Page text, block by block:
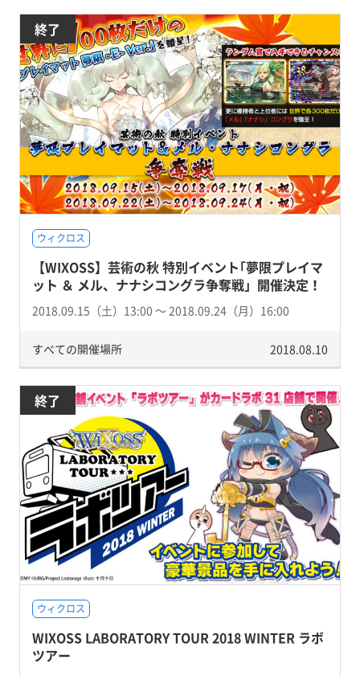
終了
ウィクロス
【WIXOSS】芸術の秋 特別イベント｢夢限プレイマ
ット ＆ メル、ナナシコングラ争奪戦」開催決定！
2018.09.15（土）13:00 〜 2018.09.24（月）16:00
すべての開催場所 2018.08.10
終了
ウィクロス
WIXOSS LABORATORY TOUR 2018 WINTER ラボ
ツアー